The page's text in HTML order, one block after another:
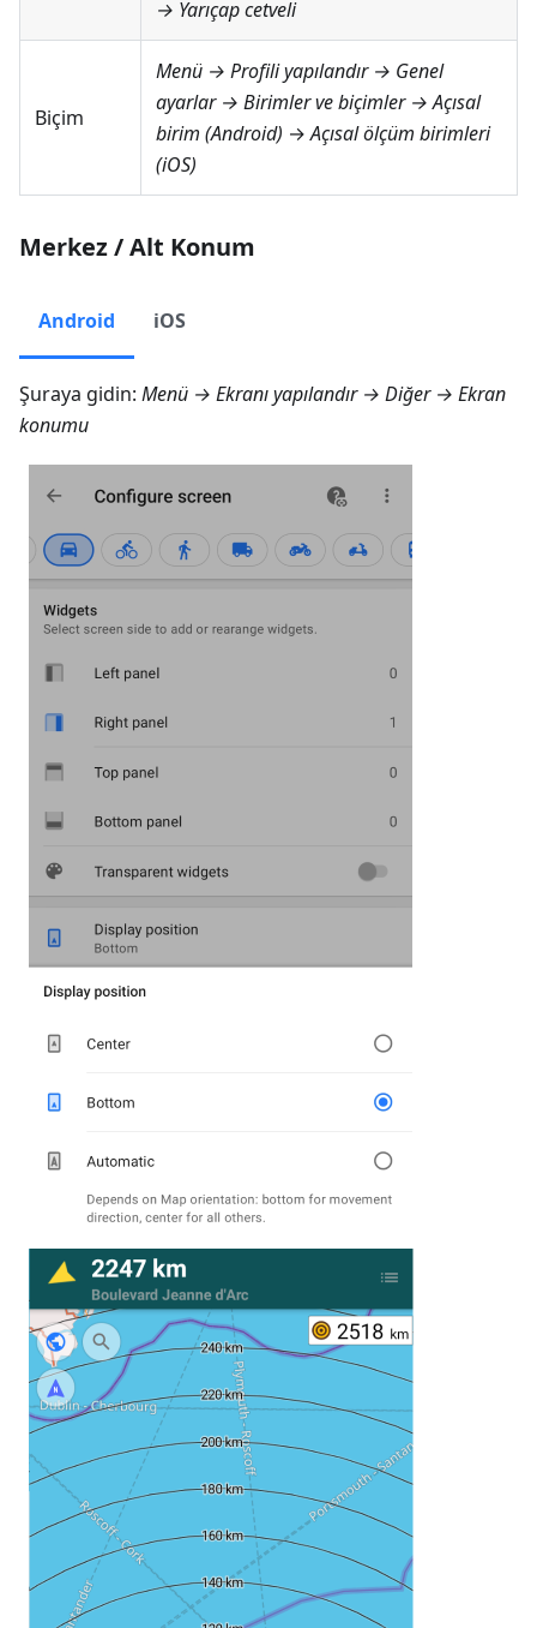
→ Yarıçap cetveli
Biçim
Menü → Profili yapılandır → Genel
ayarlar → Birimler ve biçimler → Açısal
birim (Android) →Açısal ölçüm birimleri
(iOS)
Merkez / Alt Konum
Android iOS
Şuraya gidin: Menü → Ekranı yapılandır → Diğer → Ekran
konumu